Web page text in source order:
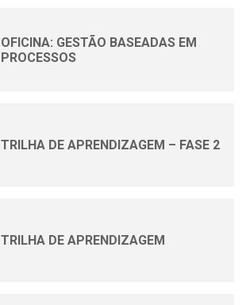
OFICINA: GESTÃO BASEADAS EM
PROCESSOS
TRILHA DE APRENDIZAGEM – FASE 2
TRILHA DE APRENDIZAGEM